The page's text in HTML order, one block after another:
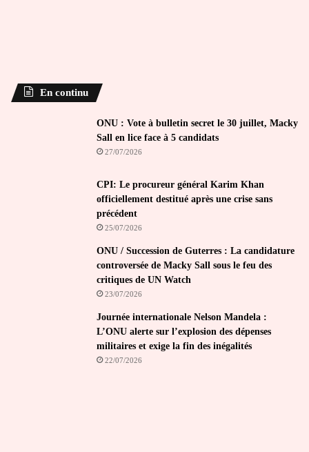
En continu
ONU : Vote à bulletin secret le 30 juillet, Macky
Sall en lice face à 5 candidats
27/07/2026
CPI: Le procureur général Karim Khan
officiellement destitué après une crise sans
précédent
25/07/2026
ONU / Succession de Guterres : La candidature
controversée de Macky Sall sous le feu des
critiques de UN Watch
23/07/2026
Journée internationale Nelson Mandela :
L’ONU alerte sur l’explosion des dépenses
militaires et exige la fin des inégalités
22/07/2026